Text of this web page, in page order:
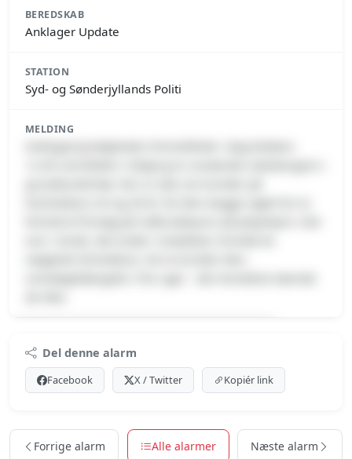
BEREDSKAB
Anklager Update
STATION
Syd- og Sønderjyllands Politi
MELDING
Premium indhold
Log ind med Premium for at se meldingen.
Se Premium-muligheder
Del denne alarm
Facebook X / Twitter Kopiér link
Forrige alarm Alle alarmer Næste alarm